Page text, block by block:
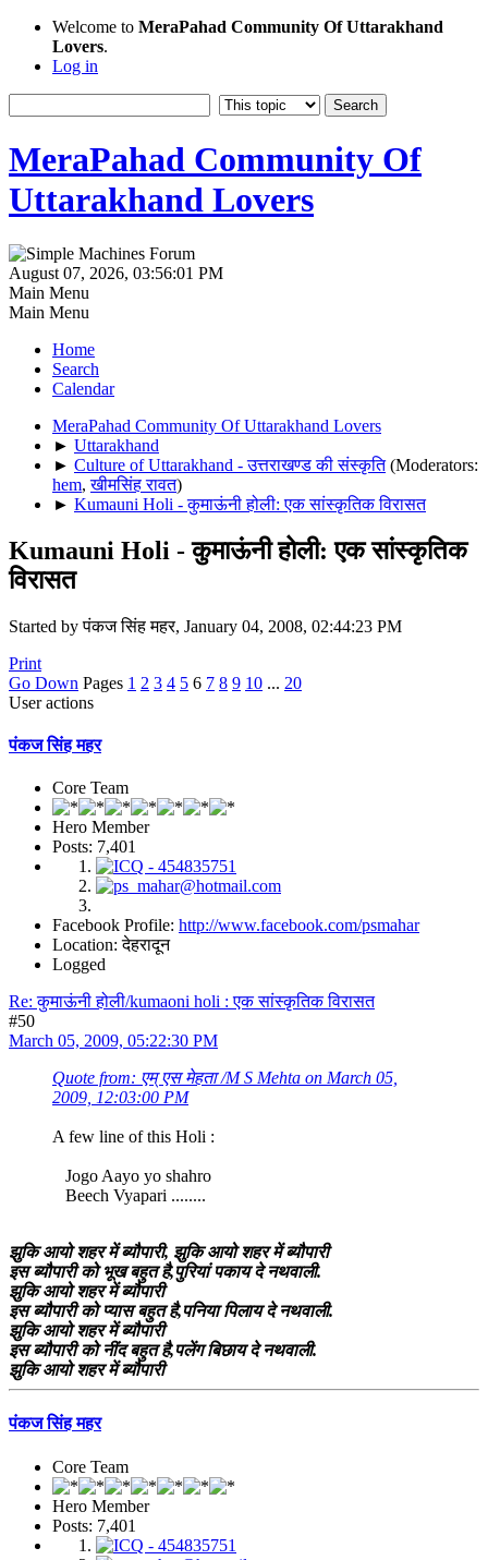
Welcome to MeraPahad Community Of Uttarakhand
Lovers.
Log in
MeraPahad Community Of
Uttarakhand Lovers
August 07, 2026, 03:56:01 PM
Main Menu
Main Menu
Home
Search
Calendar
MeraPahad Community Of Uttarakhand Lovers
► Uttarakhand
► Culture of Uttarakhand - उत्तराखण्ड की संस्कृति (Moderators:
hem,खीमसिंह रावत)
► Kumauni Holi - कुमाऊंनी होली: एक सांस्कृतिक विरासत
Kumauni Holi - कुमाऊंनी होली: एक सांस्कृतिक
विरासत
Started by पंकज सिंह महर, January 04, 2008, 02:44:23 PM
Print
Go Down Pages 1 2 3 4 5 6 7 8 9 10 ... 20
User actions
पंकज सिंह महर
Core Team
Hero Member
Posts: 7,401
Facebook Profile: http://www.facebook.com/psmahar
Location: देहरादून
Logged
Re: कुमाऊंनी होली/kumaoni holi : एक सांस्कृतिक विरासत
#50
March 05, 2009, 05:22:30 PM
Quote from: एम् एस मेहता /M S Mehta on March 05,
2009, 12:03:00 PM
A few line of this Holi :
Jogo Aayo yo shahro
Beech Vyapari ........
झुकि आयो शहर में ब्यौपारी, झुकि आयो शहर में ब्यौपारी
इस ब्यौपारी को भूख बहुत है,पुरियां पकाय दे नथवाली.
झुकि आयो शहर में ब्यौपारी
इस ब्यौपारी को प्यास बहुत है,पनिया पिलाय दे नथवाली.
झुकि आयो शहर में ब्यौपारी
इस ब्यौपारी को नींद बहुत है,पलेंग बिछाय दे नथवाली.
झुकि आयो शहर में ब्यौपारी
पंकज सिंह महर
Core Team
Hero Member
Posts: 7,401